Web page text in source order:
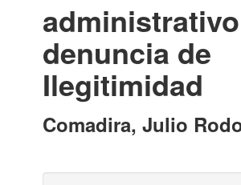
Contacto
Iniciar sesión
denuncia de
Ilegitimidad
Comadira, Julio